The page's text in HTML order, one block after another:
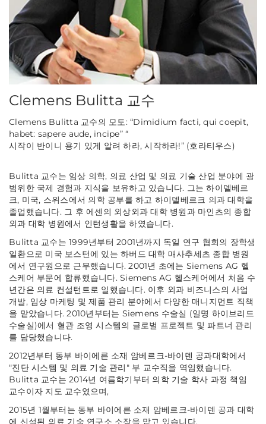
Clemens Bulitta 교수
Clemens Bulitta 교수의 모토: “Dimidium facti, qui coepit,
habet: sapere aude, incipe” “
시작이 반이니 용기 있게 알려 하라, 시작하라!” (호라티우스)
Bulitta 교수는 임상 의학, 의료 산업 및 의료 기술 산업 분야에 광
범위한 국제 경험과 지식을 보유하고 있습니다. 그는 하이델베르
크, 미국, 스위스에서 의학 공부를 하고 하이델베르크 의과 대학을
졸업했습니다. 그 후 에센의 외상외과 대학 병원과 마인츠의 종합
외과 대학 병원에서 인턴생활을 하였습니다.
Bulitta 교수는 1999년부터 2001년까지 독일 연구 협회의 장학생
일환으로 미국 보스턴에 있는 하버드 대학 매사추세츠 종합 병원
에서 연구원으로 근무했습니다. 2001년 초에는 Siemens AG 헬
스케어 부문에 합류했습니다. Siemens AG 헬스케어에서 처음 수
년간은 의료 컨설턴트로 일했습니다. 이후 외과 비즈니스의 사업
개발, 임상 마케팅 및 제품 관리 분야에서 다양한 매니지먼트 직책
을 맡았습니다. 2010년부터는 Siemens 수술실 (일명 하이브리드
수술실)에서 혈관 조영 시스템의 글로벌 프로젝트 및 파트너 관리
를 담당했습니다.
2012년부터 동부 바이에른 소재 암베르크-바이덴 공과대학에서
"진단 시스템 및 의료 기술 관리" 부 교수직을 역임했습니다.
Bulitta 교수는 2014년 여름학기부터 의학 기술 학사 과정 책임
교수이자 지도 교수였으며,
2015년 1월부터는 동부 바이에른 소재 암베르크-바이덴 공과 대학